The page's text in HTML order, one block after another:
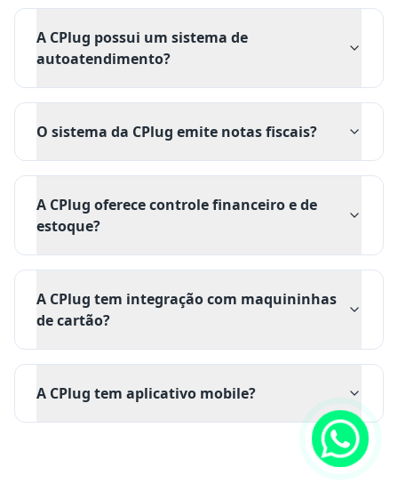
A CPlug possui um sistema de
autoatendimento?
O sistema da CPlug emite notas fiscais?
A CPlug oferece controle financeiro e de
estoque?
A CPlug tem integração com maquininhas
de cartão?
A CPlug tem aplicativo mobile?